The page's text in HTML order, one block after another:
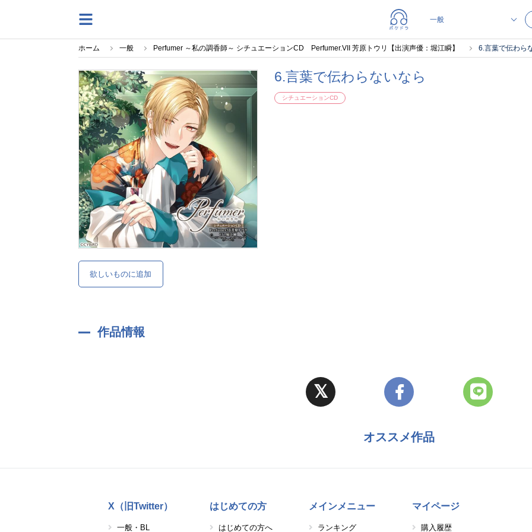
ホーム 一般 Perfumer ～私の調香師～ シチュエーションCD Perfumer.VII 芳原トウリ【出演声優：堀江瞬】 6.言葉で伝わら
欲しいものに追加
6.言葉で伝わらないなら
シチュエーションCD
作品情報
オススメ作品
X（旧Twitter）
一般・BL
はじめての方
はじめての方へ
メインメニュー
ランキング
マイページ
購入履歴